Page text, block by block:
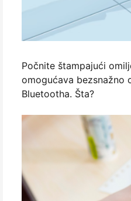
Počnite štampajući
omogućava bezsnažno
Bluetootha. Šta?